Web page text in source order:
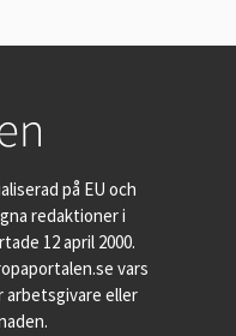
på EU och
redaktioner i
12 april 2000.
vars
arbetsgivare eller